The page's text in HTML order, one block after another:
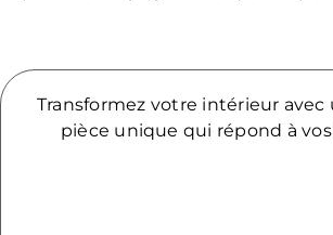
Transformez votre intérieur avec
pièce unique qui répond à